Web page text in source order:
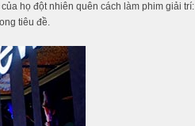
họ đột nhiên quên cách làm phim giải trí:
tiêu đề.